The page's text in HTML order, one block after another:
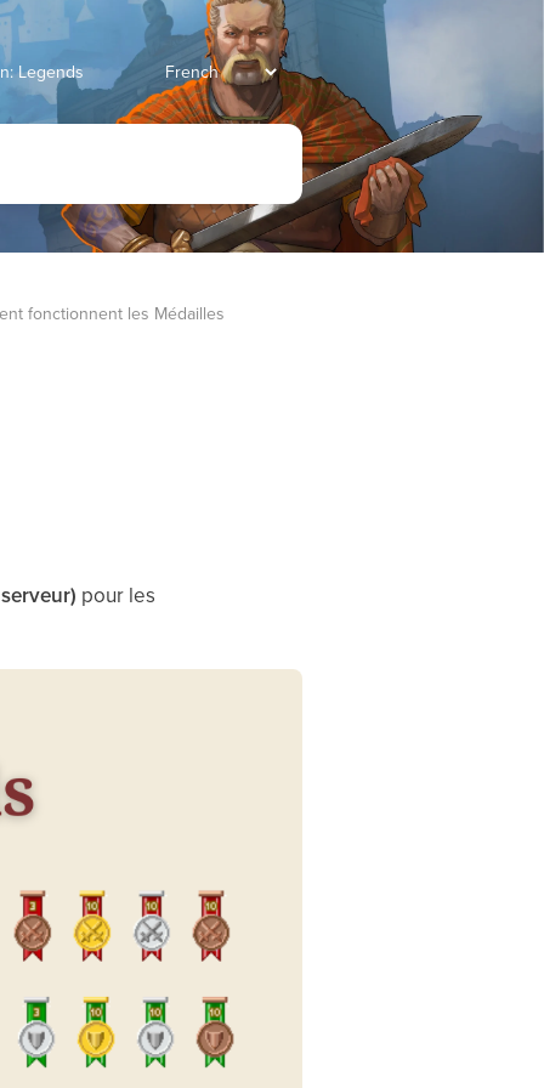
Legends
fonctionnent les Médailles
pour les